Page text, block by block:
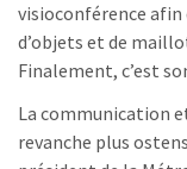
visioconférence afin
d’objets et de
Finalement, c’est
La communication
revanche plus